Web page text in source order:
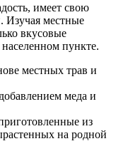
имеет свою
Изучая местные
вкусовые
пункте.
местных трав и
меда и
из
на родной